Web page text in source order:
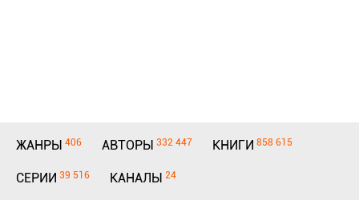
ЖАНРЫ 406 АВТОРЫ 332 447 КНИГИ 858 615
СЕРИИ 39 516 КАНАЛЫ 24